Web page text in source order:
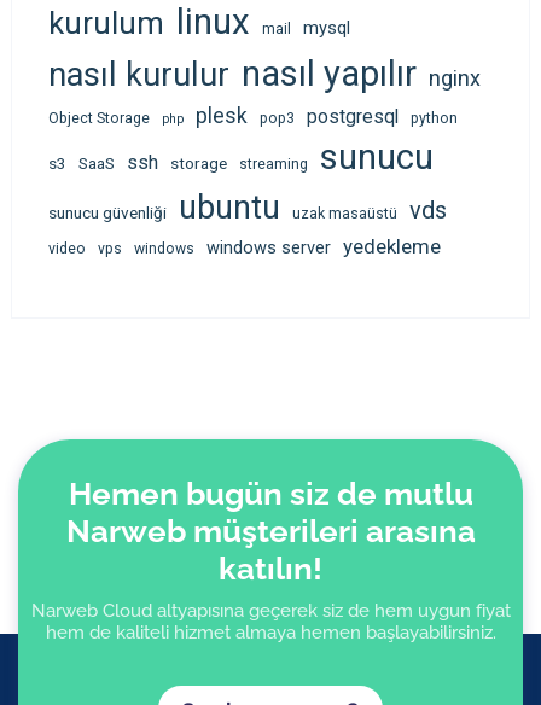
kurulum linux mail mysql
nasıl kurulur nasıl yapılır nginx
Object Storage php plesk pop3 postgresql python
s3 SaaS ssh storage streaming sunucu
sunucu güvenliği ubuntu uzak masaüstü vds
video vps windows windows server yedekleme
Hemen bugün siz de mutlu
Narweb müşterileri arasına
katılın!
Narweb Cloud altyapısına geçerek siz de hem uygun fiyat
hem de kaliteli hizmet almaya hemen başlayabilirsiniz.